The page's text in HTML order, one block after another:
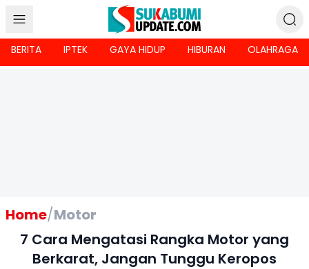
BERITA IPTEK GAYA HIDUP HIBURAN OLAHRAGA
Home/Motor
7 Cara Mengatasi Rangka Motor yang
Berkarat, Jangan Tunggu Keropos